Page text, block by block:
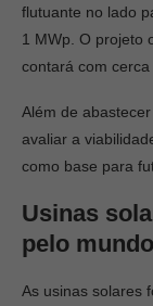
flutuante no lado
1 MWp. O projeto
contará com
Além de
avaliar a
como base para
Usinas
pelo mundo
As usinas solares